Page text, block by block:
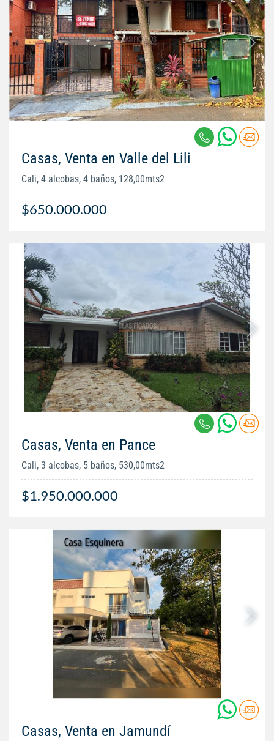
Casas, Venta en Valle del Lili
Cali, 4 alcobas, 4 baños, 128,00mts2
$650.000.000
Casas, Venta en Pance
Cali, 3 alcobas, 5 baños, 530,00mts2
$1.950.000.000
Casas, Venta en Jamundí